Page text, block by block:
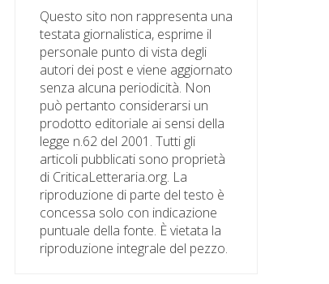
Questo sito non rappresenta una
testata giornalistica, esprime il
personale punto di vista degli
autori dei post e viene aggiornato
senza alcuna periodicità. Non
può pertanto considerarsi un
prodotto editoriale ai sensi della
legge n.62 del 2001. Tutti gli
articoli pubblicati sono proprietà
di CriticaLetteraria.org. La
riproduzione di parte del testo è
concessa solo con indicazione
puntuale della fonte. È vietata la
riproduzione integrale del pezzo.